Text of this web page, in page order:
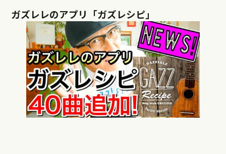
ガズレレのアプリ「ガズレシピ」